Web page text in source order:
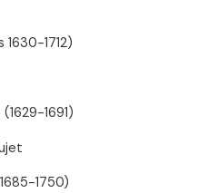
1630-1712)
(1629-1691)
1750)